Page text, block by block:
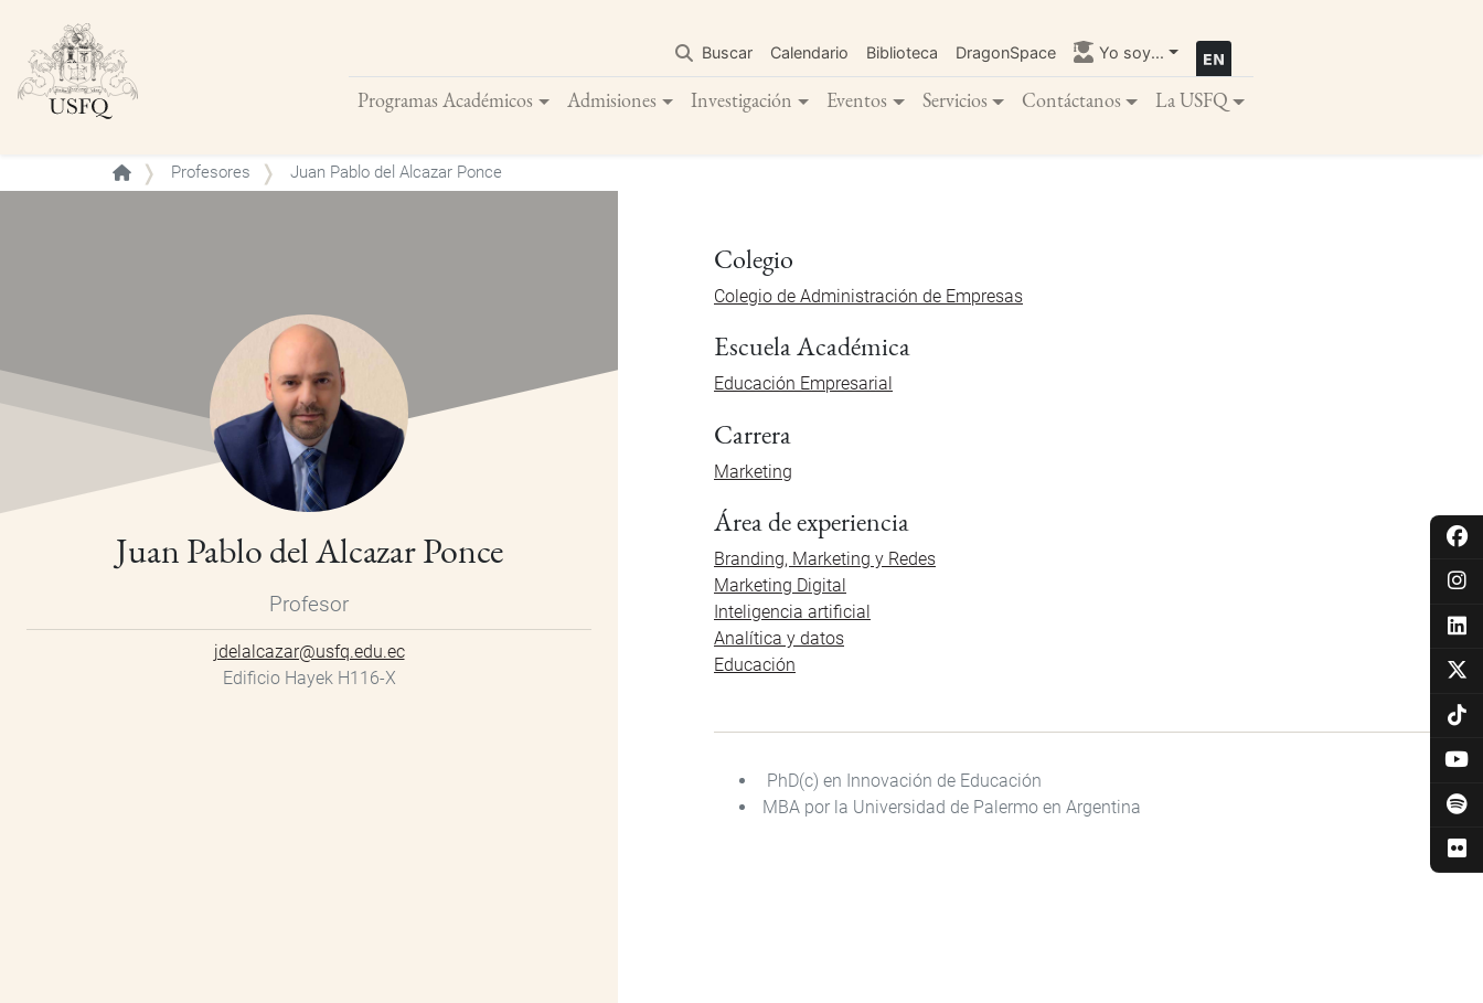
contenido
principal
Buscar Calendario Biblioteca DragonSpace Yo soy...
Programas Académicos Admisiones Investigación Eventos Servicios Contáctanos La USFQ
Buscar
Profesores Juan Pablo del Alcazar Ponce
Juan Pablo del Alcazar Ponce
Profesor
jdelalcazar@usfq.edu.ec
Edificio Hayek H116-X
Colegio
Colegio de Administración de Empresas
Escuela Académica
Educación Empresarial
Carrera
Marketing
Área de experiencia
Branding, Marketing y Redes
Marketing Digital
Inteligencia artificial
Analítica y datos
Educación
PhD(c) en Innovación de Educación
MBA por la Universidad de Palermo en Argentina